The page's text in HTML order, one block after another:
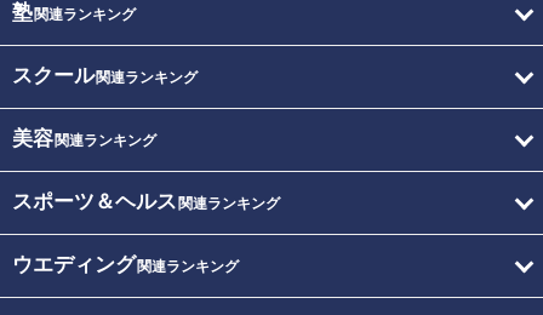
塾関連ランキング
スクール関連ランキング
美容関連ランキング
スポーツ＆ヘルス 関連ランキング
ウエディング関連ランキング